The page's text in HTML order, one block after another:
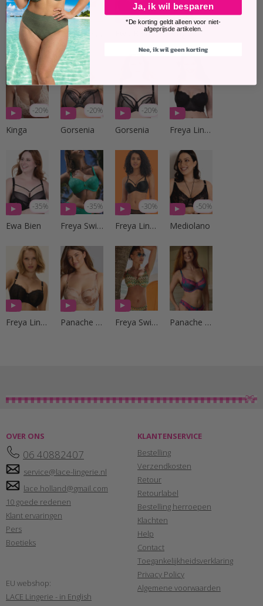
-20%
Kinga
-25% -25%
Ewa Bien
-20%
Kinga
-20%
Kinga
-20%
Gorsenia
-20%
Gorsenia Freya Lingerie
-35%
Ewa Bien
-35%
Freya Swim
-30%
Freya Lingerie
-50%
Mediolano
Freya Lingerie Panache Lingerie Freya Swim Panache Lingerie
OVER ONS
06 40882407
service@lace-lingerie.nl
lace.holland@gmail.com
10 goede redenen
Klant ervaringen
Pers
Boetieks
EU webshop:
LACE Lingerie - in English
KLANTENSERVICE
Bestelling
Verzendkosten
Retour
Retourlabel
Bestelling herroepen
Klachten
Help
Contact
Toegankelijkheidsverklaring
Privacy Policy
Algemene voorwaarden
Ja, ik wil besparen
*De korting geldt alleen voor niet-
afgeprijsde artikelen.
Nee, ik wil geen korting